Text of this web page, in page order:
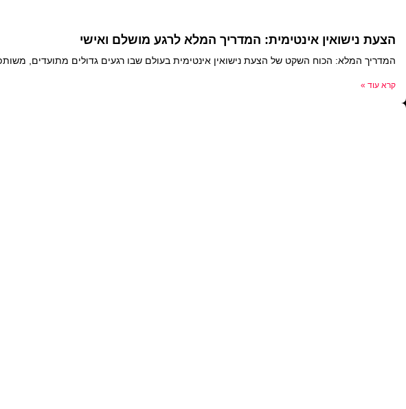
הצעת נישואין אינטימית: המדריך המלא לרגע מושלם ואישי
המדריך המלא: הכוח השקט של הצעת נישואין אינטימית בעולם שבו רגעים גדולים מתועדים,
קרא עוד »